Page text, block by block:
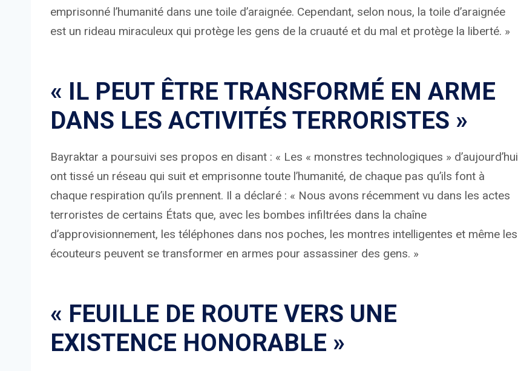
emprisonné l’humanité dans une toile d’araignée. Cependant, selon nous, la toile d’araignée
est un rideau miraculeux qui protège les gens de la cruauté et du mal et protège la liberté. »
« IL PEUT ÊTRE TRANSFORMÉ EN ARME
DANS LES ACTIVITÉS TERRORISTES »
Bayraktar a poursuivi ses propos en disant : « Les « monstres technologiques » d’aujourd’hui
ont tissé un réseau qui suit et emprisonne toute l’humanité, de chaque pas qu’ils font à
chaque respiration qu’ils prennent. Il a déclaré : « Nous avons récemment vu dans les actes
terroristes de certains États que, avec les bombes infiltrées dans la chaîne
d’approvisionnement, les téléphones dans nos poches, les montres intelligentes et même les
écouteurs peuvent se transformer en armes pour assassiner des gens. »
« FEUILLE DE ROUTE VERS UNE
EXISTENCE HONORABLE »